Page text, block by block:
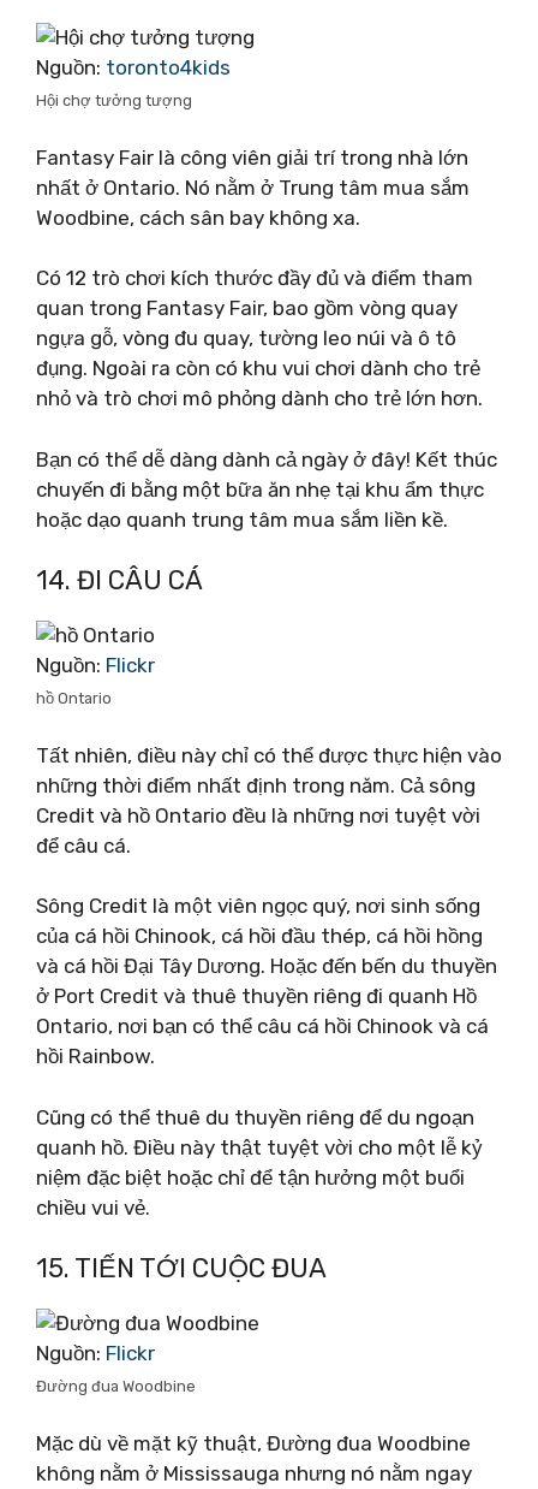
Nguồn: toronto4kids
Hội chợ tưởng tượng
Fantasy Fair là công viên giải trí trong nhà lớn
nhất ở Ontario. Nó nằm ở Trung tâm mua sắm
Woodbine, cách sân bay không xa.
Có 12 trò chơi kích thước đầy đủ và điểm tham
quan trong Fantasy Fair, bao gồm vòng quay
ngựa gỗ, vòng đu quay, tường leo núi và ô tô
đụng. Ngoài ra còn có khu vui chơi dành cho trẻ
nhỏ và trò chơi mô phỏng dành cho trẻ lớn hơn.
Bạn có thể dễ dàng dành cả ngày ở đây! Kết thúc
chuyến đi bằng một bữa ăn nhẹ tại khu ẩm thực
hoặc dạo quanh trung tâm mua sắm liền kề.
14. ĐI CÂU CÁ
Nguồn: Flickr
hồ Ontario
Tất nhiên, điều này chỉ có thể được thực hiện vào
những thời điểm nhất định trong năm. Cả sông
Credit và hồ Ontario đều là những nơi tuyệt vời
để câu cá.
Sông Credit là một viên ngọc quý, nơi sinh sống
của cá hồi Chinook, cá hồi đầu thép, cá hồi hồng
và cá hồi Đại Tây Dương. Hoặc đến bến du thuyền
ở Port Credit và thuê thuyền riêng đi quanh Hồ
Ontario, nơi bạn có thể câu cá hồi Chinook và cá
hồi Rainbow.
Cũng có thể thuê du thuyền riêng để du ngoạn
quanh hồ. Điều này thật tuyệt vời cho một lễ kỷ
niệm đặc biệt hoặc chỉ để tận hưởng một buổi
chiều vui vẻ.
15. TIẾN TỚI CUỘC ĐUA
Nguồn: Flickr
Đường đua Woodbine
Mặc dù về mặt kỹ thuật, Đường đua Woodbine
không nằm ở Mississauga nhưng nó nằm ngay